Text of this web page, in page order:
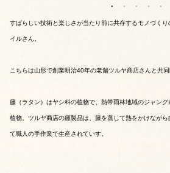
すばらしい技術と楽しさが当たり前に共存するモノづく
イルさん。
こちらは山形で創業明治40年の老舗ツルヤ商店さんと共
籐（ラタン）はヤシ科の植物で、熱帯雨林地域のジャン
植物。ツルヤ商店の籐製品は、籐を蒸して熱をかけなが
て職人の手作業で生産されていす。